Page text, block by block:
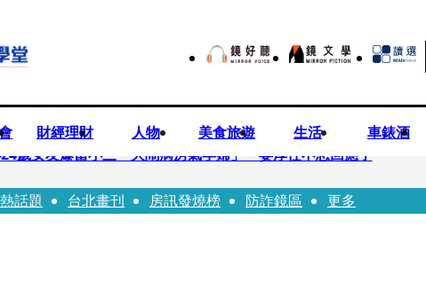
財經理財 人物 美食旅遊 生活 車錶酒
24歲女友爆當小三「大鬧病房氣孕婦」 姜厚任不忍回應了
兒媳譚以欣：若愛只在完全順從才給予，就不是無條件的愛
話題 台北畫刊 房訊發燒榜 防詐鏡區 更多